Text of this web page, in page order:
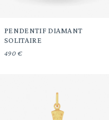
PENDENTIF DIAMANT
SOLITAIRE
490 €